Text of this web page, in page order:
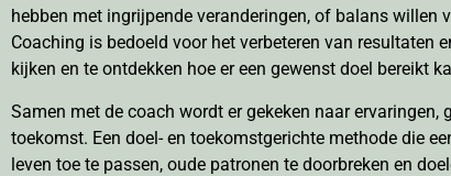
hebben met ingrijpende veranderingen, of balans
Coaching is bedoeld voor het verbeteren van resultaten
kijken en te ontdekken hoe er een gewenst doel bereikt
Samen met de coach wordt er gekeken naar
toekomst. Een doel- en toekomstgerichte methode die
leven toe te passen, oude patronen te doorbreken en